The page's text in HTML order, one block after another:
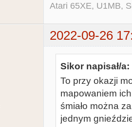
Atari 65XE, U1MB,
2022-09-26
Sikor napisał/a:
To przy okazji
mapowaniem
śmiało można
jednym